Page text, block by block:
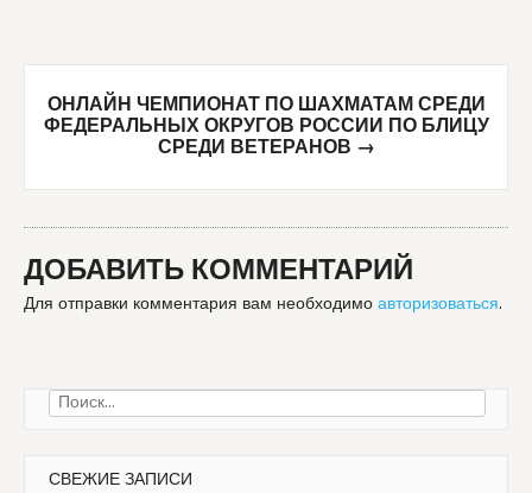
ОНЛАЙН ЧЕМПИОНАТ ПО ШАХМАТАМ СРЕДИ
ФЕДЕРАЛЬНЫХ ОКРУГОВ РОССИИ ПО БЛИЦУ
СРЕДИ ВЕТЕРАНОВ →
ДОБАВИТЬ КОММЕНТАРИЙ
Для отправки комментария вам необходимо авторизоваться.
Найти:
СВЕЖИЕ ЗАПИСИ